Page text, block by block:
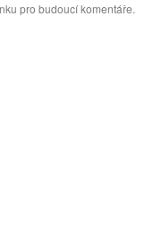
pro budoucí komentáře.